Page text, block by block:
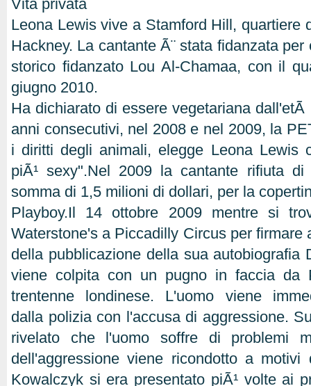
Vita privata
Leona Lewis vive a Stamford Hill, quartiere
Hackney. La cantante Ã¨ stata fidanzata
storico fidanzato Lou Al-Chamaa, con il
giugno 2010.
Ha dichiarato di essere vegetariana
anni consecutivi, nel 2008 e nel 2009, la
i diritti degli animali, elegge Leona Lewis
piÃ¹ sexy".Nel 2009 la cantante rifiuta
somma di 1,5 milioni di dollari, per la
Playboy.Il 14 ottobre 2009 mentre si
Waterstone's a Piccadilly Circus per firmare
della pubblicazione della sua autobiografia
viene colpita con un pugno in faccia da
trentenne londinese. L'uomo viene
dalla polizia con l'accusa di aggressione.
rivelato che l'uomo soffre di problemi
dell'aggressione viene ricondotto a
Kowalczyk si era presentato piÃ¹ volte ai